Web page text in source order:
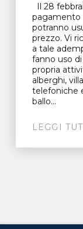
Il 28
pagamento
potranno
prezzo. Vi
a tale
fanno uso
propria
alberghi,
telefoniche
ballo...
LEGGI